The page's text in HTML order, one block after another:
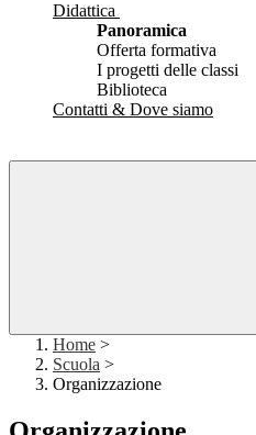
Didattica
Panoramica
Offerta formativa
I progetti delle classi
Biblioteca
Contatti & Dove siamo
Home >
Scuola >
Organizzazione